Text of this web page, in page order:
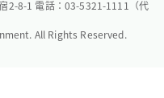
2-8-1 電話：03-5321-1111（代
All Rights Reserved.